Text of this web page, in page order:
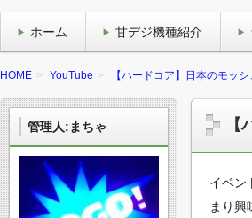
ホーム 甘デジ機種紹介
HOME YouTube 【ハードコア】日本のモッシ
イベン
まり興
管理人:まちゃ